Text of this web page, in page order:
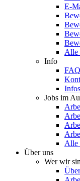
E-
Alle
Info
FAQ
Jobs im
Alle
Über uns
Wer wir